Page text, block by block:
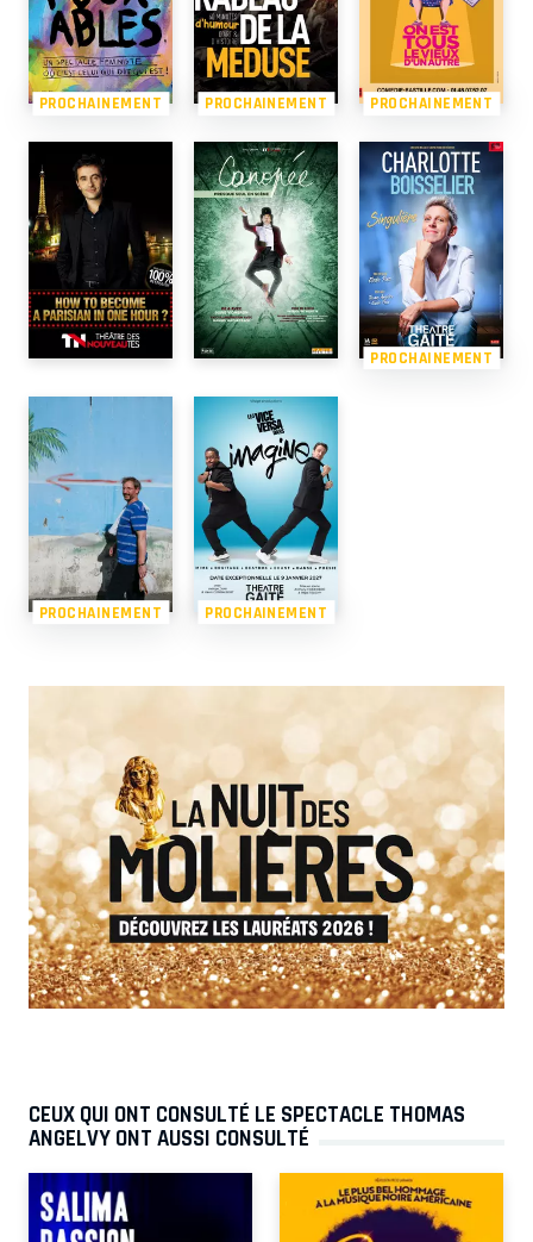
PROCHAINEMENT PROCHAINEMENT PROCHAINEMENT
PROCHAINEMENT
PROCHAINEMENT PROCHAINEMENT
CEUX QUI ONT CONSULTÉ LE SPECTACLE THOMAS
ANGELVY ONT AUSSI CONSULTÉ